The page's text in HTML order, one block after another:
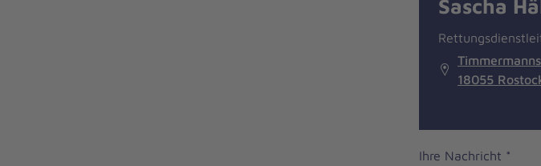
Sascha
18055
Ihre Nachricht *